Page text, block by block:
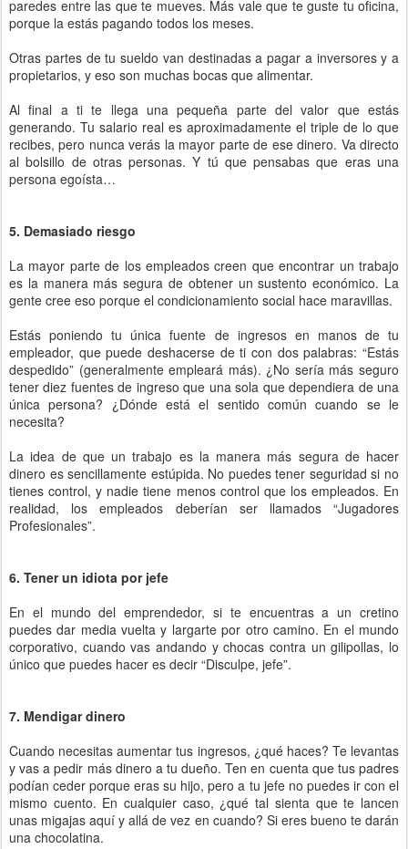
paredes entre las que te mueves. Más vale que te guste tu oficina,
porque la estás pagando todos los meses.
Otras partes de tu sueldo van destinadas a pagar a inversores y a
propietarios, y eso son muchas bocas que alimentar.
Al final a ti te llega una pequeña parte del valor que estás
generando. Tu salario real es aproximadamente el triple de lo que
recibes, pero nunca verás la mayor parte de ese dinero. Va directo
al bolsillo de otras personas. Y tú que pensabas que eras una
persona egoísta…
5. Demasiado riesgo
La mayor parte de los empleados creen que encontrar un trabajo
es la manera más segura de obtener un sustento económico. La
gente cree eso porque el condicionamiento social hace maravillas.
Estás poniendo tu única fuente de ingresos en manos de tu
empleador, que puede deshacerse de ti con dos palabras: “Estás
despedido” (generalmente empleará más). ¿No sería más seguro
tener diez fuentes de ingreso que una sola que dependiera de una
única persona? ¿Dónde está el sentido común cuando se le
necesita?
La idea de que un trabajo es la manera más segura de hacer
dinero es sencillamente estúpida. No puedes tener seguridad si no
tienes control, y nadie tiene menos control que los empleados. En
realidad, los empleados deberían ser llamados “Jugadores
Profesionales”.
6. Tener un idiota por jefe
En el mundo del emprendedor, si te encuentras a un cretino
puedes dar media vuelta y largarte por otro camino. En el mundo
corporativo, cuando vas andando y chocas contra un gilipollas, lo
único que puedes hacer es decir “Disculpe, jefe”.
7. Mendigar dinero
Cuando necesitas aumentar tus ingresos, ¿qué haces? Te levantas
y vas a pedir más dinero a tu dueño. Ten en cuenta que tus padres
podían ceder porque eras su hijo, pero a tu jefe no puedes ir con el
mismo cuento. En cualquier caso, ¿qué tal sienta que te lancen
unas migajas aquí y allá de vez en cuando? Si eres bueno te darán
una chocolatina.